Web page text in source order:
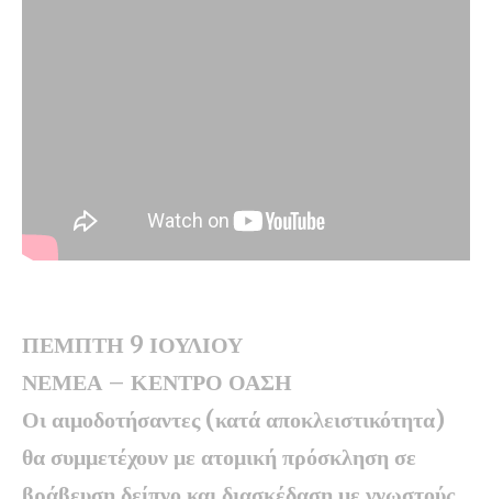
ΠΕΜΠΤΗ 9 ΙΟΥΛΙΟΥ
ΝΕΜΕΑ – ΚΕΝΤΡΟ ΟΑΣΗ
Οι αιμοδοτήσαντες (κατά αποκλειστικότητα)
θα συμμετέχουν με ατομική πρόσκληση σε